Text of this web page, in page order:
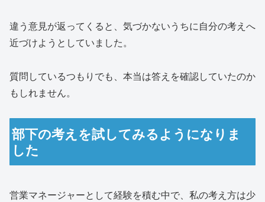
違う意見が返ってくると、気づかないうちに自分の考えへ
近づけようとしていました。
質問しているつもりでも、本当は答えを確認していたのか
もしれません。
部下の考えを試してみるようになりま
した
営業マネージャーとして経験を積む中で、私の考え方は少